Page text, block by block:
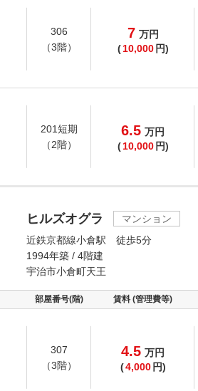
306
（3階）
7 万円
( 10,000 円)
201短期
（2階）
6.5 万円
( 10,000 円)
ヒルズオグラ
マンション
近鉄京都線小倉駅 徒歩5分
1994年築 / 4階建
宇治市小倉町天王
部屋番号(階) 賃料 (管理費等)
307
（3階）
4.5 万円
(4,000 円)